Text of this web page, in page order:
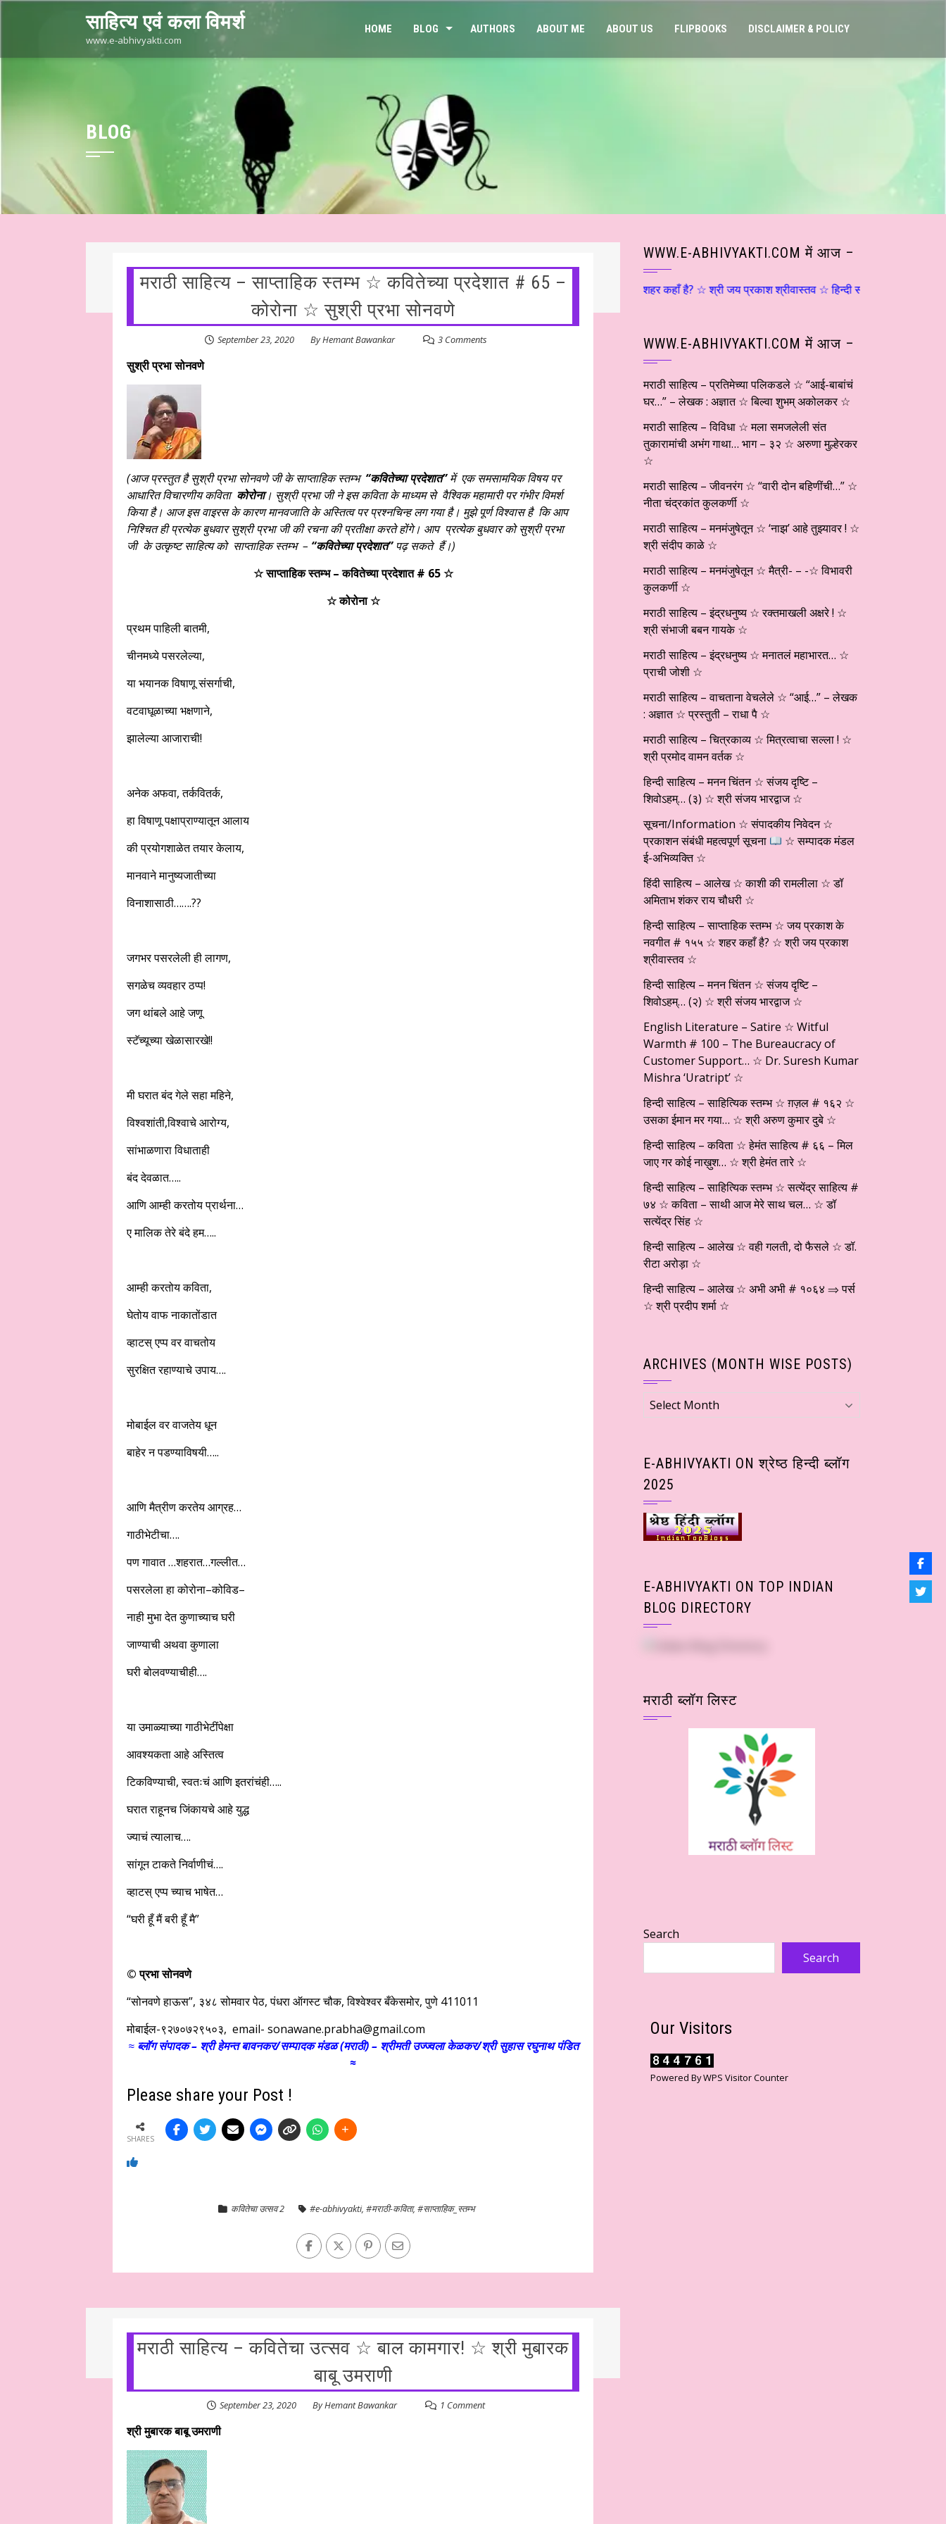
साहित्य एवं कला विमर्श
www.e-abhivyakti.com
HOME BLOG AUTHORS ABOUT ME ABOUT US FLIPBOOKS DISCLAIMER & POLICY
BLOG
मराठी साहित्य – साप्ताहिक स्तम्भ ☆ कवितेच्या प्रदेशात # 65 –
कोरोना ☆ सुश्री प्रभा सोनवणे
September 23, 2020 ByHemant Bawankar 3 Comments
सुश्री प्रभा सोनवणे
(आज प्रस्तुत है सुश्री प्रभा सोनवणे जी के साप्ताहिक स्तम्भ “कवितेच्या प्रदेशात”में एक समसामयिक विषय पर
आधारित विचारणीय कविता कोरोना। सुश्री प्रभा जी ने इस कविता के माध्यम से वैश्विक महामारी पर गंभीर विमर्श
किया है। आज इस वाइरस के कारण मानवजाति के अस्तित्व पर प्रश्नचिन्ह लग गया है। मुझे पूर्ण विश्वास है कि आप
निश्चित ही प्रत्येक बुधवार सुश्री प्रभा जी की रचना की प्रतीक्षा करते होंगे। आप प्रत्येक बुधवार को सुश्री प्रभा
जी के उत्कृष्ट साहित्य को साप्ताहिक स्तम्भ – “कवितेच्या प्रदेशात”पढ़ सकते हैं।)
☆ साप्ताहिक स्तम्भ – कवितेच्या प्रदेशात # 65 ☆
☆ कोरोना ☆
प्रथम पाहिली बातमी,
चीनमध्ये पसरलेल्या,
या भयानक विषाणू संसर्गाची,
वटवाघूळाच्या भक्षणाने,
झालेल्या आजाराची!
अनेक अफवा, तर्कवितर्क,
हा विषाणू पक्षाप्राण्यातून आलाय
की प्रयोगशाळेत तयार केलाय,
मानवाने मानुष्यजातीच्या
विनाशासाठी…….??
जगभर पसरलेली ही लागण,
सगळेच व्यवहार ठप्प!
जग थांबले आहे जणू
स्टॅच्यूच्या खेळासारखे!!
मी घरात बंद गेले सहा महिने,
विश्वशांती,विश्वाचे आरोग्य,
सांभाळणारा विधाताही
बंद देवळात…..
आणि आम्ही करतोय प्रार्थना…
ए मालिक तेरे बंदे हम…..
आम्ही करतोय कविता,
घेतोय वाफ नाकातोंडात
व्हाटस् एप्प वर वाचतोय
सुरक्षित रहाण्याचे उपाय….
मोबाईल वर वाजतेय धून
बाहेर न पडण्याविषयी…..
आणि मैत्रीण करतेय आग्रह…
गाठीभेटीचा….
पण गावात …शहरात…गल्लीत…
पसरलेला हा कोरोना–कोविड–
नाही मुभा देत कुणाच्याच घरी
जाण्याची अथवा कुणाला
घरी बोलवण्याचीही….
या उमाळ्याच्या गाठीभेटींपेक्षा
आवश्यकता आहे अस्तित्व
टिकविण्याची, स्वतःचं आणि इतरांचंही…..
घरात राहूनच जिंकायचे आहे युद्ध
ज्याचं त्यालाच….
सांगून टाकते निर्वाणीचं….
व्हाटस् एप्प च्याच भाषेत…
“घरी हूँ मैं बरी हूँ मै”
© प्रभा सोनवणे
“सोनवणे हाऊस”, ३४८ सोमवार पेठ, पंधरा ऑगस्ट चौक, विश्वेश्वर बँकेसमोर, पुणे 411011
मोबाईल-९२७०७२९५०३, email- sonawane.prabha@gmail.com
≈ ब्लॉग संपादक – श्री हेमन्त बावनकर/सम्पादक मंडळ (मराठी) – श्रीमती उज्ज्वला केळकर/श्री सुहास रघुनाथ पंडित
≈
Please share your Post !
SHARES
कवितेचा उत्सव 2 #e-abhivyakti, #मराठी-कविता, #साप्ताहिक_स्तम्भ
मराठी साहित्य – कवितेचा उत्सव ☆ बाल कामगार! ☆ श्री मुबारक
बाबू उमराणी
September 23, 2020 ByHemant Bawankar 1 Comment
श्री मुबारक बाबू उमराणी
WWW.E-ABHIVYAKTI.COM में आज –
हिंदी साहित्य – आलेख ☆ काशी की रामलीला ☆ डॉ अमिताभ शंकर राय चौधरी ☆ हिन्दी साहित्य – साप्ताहिक स्तम्भ ☆ जय प्रकाश के नवगीत # १५५ ☆ शहर कहाँ है? ☆ श्री जय प्रकाश श्रीवास्तव ☆ हिन्दी साहित्य – मनन चिंतन
WWW.E-ABHIVYAKTI.COM में आज –
मराठी साहित्य – प्रतिमेच्या पलिकडले ☆ “आई-बाबांचं
घर…” – लेखक : अज्ञात ☆ बिल्वा शुभम् अकोलकर ☆
मराठी साहित्य – विविधा ☆ मला समजलेली संत
तुकारामांची अभंग गाथा… भाग – ३२ ☆ अरुणा मुल्हेरकर
☆
मराठी साहित्य – जीवनरंग ☆ “वारी दोन बहिणींची…” ☆
नीता चंद्रकांत कुलकर्णी ☆
मराठी साहित्य – मनमंजुषेतून ☆ ‘नाझ’ आहे तुझ्यावर ! ☆
श्री संदीप काळे ☆
मराठी साहित्य – मनमंजुषेतून ☆ मैत्री- – -☆ विभावरी
कुलकर्णी ☆
मराठी साहित्य – इंद्रधनुष्य ☆ रक्तमाखली अक्षरे ! ☆
श्री संभाजी बबन गायके ☆
मराठी साहित्य – इंद्रधनुष्य ☆ मनातलं महाभारत… ☆
प्राची जोशी ☆
मराठी साहित्य – वाचताना वेचलेले ☆ “आई…” – लेखक
: अज्ञात ☆ प्रस्तुती – राधा पै ☆
मराठी साहित्य – चित्रकाव्य ☆ मित्रत्वाचा सल्ला ! ☆
श्री प्रमोद वामन वर्तक ☆
हिन्दी साहित्य – मनन चिंतन ☆ संजय दृष्टि –
शिवोऽहम्… (३) ☆ श्री संजय भारद्वाज ☆
सूचना/Information ☆ संपादकीय निवेदन ☆
प्रकाशन संबंधी महत्वपूर्ण सूचना
☆ सम्पादक मंडल
ई-अभिव्यक्ति ☆
हिंदी साहित्य – आलेख ☆ काशी की रामलीला ☆ डॉ
अमिताभ शंकर राय चौधरी ☆
हिन्दी साहित्य – साप्ताहिक स्तम्भ ☆ जय प्रकाश के
नवगीत # १५५ ☆ शहर कहाँ है? ☆ श्री जय प्रकाश
श्रीवास्तव ☆
हिन्दी साहित्य – मनन चिंतन ☆ संजय दृष्टि –
शिवोऽहम्… (२) ☆ श्री संजय भारद्वाज ☆
English Literature – Satire ☆ Witful
Warmth # 100 – The Bureaucracy of
Customer Support… ☆ Dr. Suresh Kumar
Mishra ‘Uratript’ ☆
हिन्दी साहित्य – साहित्यिक स्तम्भ ☆ ग़ज़ल # १६२ ☆
उसका ईमान मर गया… ☆ श्री अरुण कुमार दुबे ☆
हिन्दी साहित्य – कविता ☆ हेमंत साहित्य # ६६ – मिल
जाए गर कोई नाख़ुश… ☆ श्री हेमंत तारे ☆
हिन्दी साहित्य – साहित्यिक स्तम्भ ☆ सत्येंद्र साहित्य #
७४ ☆ कविता – साथी आज मेरे साथ चल… ☆ डॉ
सत्येंद्र सिंह ☆
हिन्दी साहित्य – आलेख ☆ वही गलती, दो फैसले ☆ डॉ.
रीटा अरोड़ा ☆
हिन्दी साहित्य – आलेख ☆ अभी अभी # १०६४ ⇒ पर्स
☆ श्री प्रदीप शर्मा ☆
ARCHIVES (MONTH WISE POSTS)
Archives
(Month
E-ABHIVYAKTI ON श्रेष्ठ हिन्दी ब्लॉग
2025
E-ABHIVYAKTI ON TOP INDIAN
BLOG DIRECTORY
मराठी ब्लॉग लिस्ट
Search
Search
Our Visitors
Powered ByWPS Visitor Counter